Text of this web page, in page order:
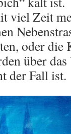
viel Zeit
oder die
über das
der Fall ist.